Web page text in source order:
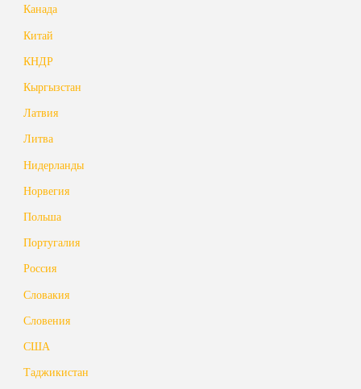
Канада
Китай
КНДР
Кыргызстан
Латвия
Литва
Нидерланды
Норвегия
Польша
Португалия
Россия
Словакия
Словения
США
Таджикистан